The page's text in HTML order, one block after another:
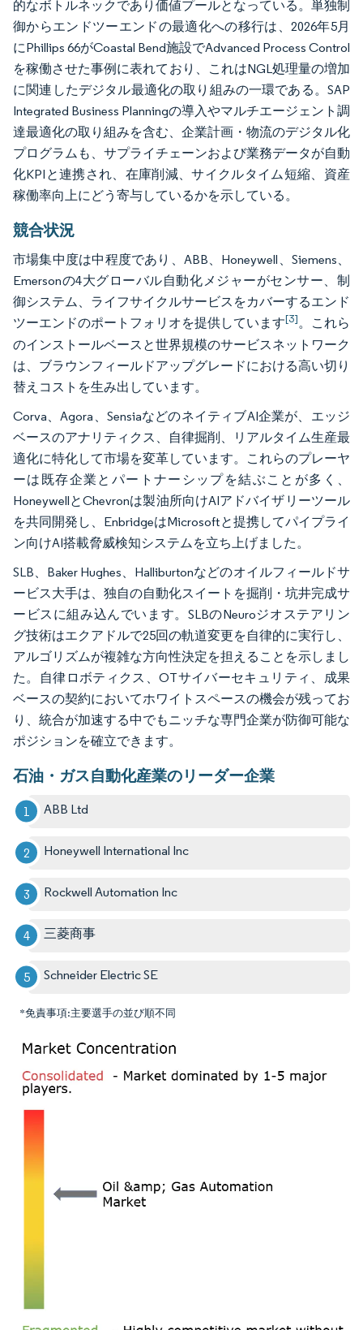
的なボトルネックであり価値プールとなっている。単独制
御からエンドツーエンドの最適化への移行は、2026年5月
にPhillips 66がCoastal Bend施設でAdvanced Process Control
を稼働させた事例に表れており、これはNGL処理量の増加
に関連したデジタル最適化の取り組みの一環である。SAP
Integrated Business Planningの導入やマルチエージェント調
達最適化の取り組みを含む、企業計画・物流のデジタル化
プログラムも、サプライチェーンおよび業務データが自動
化KPIと連携され、在庫削減、サイクルタイム短縮、資産
稼働率向上にどう寄与しているかを示している。
競合状況
市場集中度は中程度であり、ABB、Honeywell、Siemens、
Emersonの4大グローバル自動化メジャーがセンサー、制
御システム、ライフサイクルサービスをカバーするエンド
ツーエンドのポートフォリオを提供しています[3]。これら
のインストールベースと世界規模のサービスネットワーク
は、ブラウンフィールドアップグレードにおける高い切り
替えコストを生み出しています。
Corva、Agora、SensiaなどのネイティブAI企業が、エッジ
ベースのアナリティクス、自律掘削、リアルタイム生産最
適化に特化して市場を変革しています。これらのプレーヤ
ーは既存企業とパートナーシップを結ぶことが多く、
HoneywellとChevronは製油所向けAIアドバイザリーツール
を共同開発し、EnbridgeはMicrosoftと提携してパイプライ
ン向けAI搭載脅威検知システムを立ち上げました。
SLB、Baker Hughes、Halliburtonなどのオイルフィールドサ
ービス大手は、独自の自動化スイートを掘削・坑井完成サ
ービスに組み込んでいます。SLBのNeuroジオステアリン
グ技術はエクアドルで25回の軌道変更を自律的に実行し、
アルゴリズムが複雑な方向性決定を担えることを示しまし
た。自律ロボティクス、OTサイバーセキュリティ、成果
ベースの契約においてホワイトスペースの機会が残ってお
り、統合が加速する中でもニッチな専門企業が防御可能な
ポジションを確立できます。
石油・ガス自動化産業のリーダー企業
ABB Ltd
Honeywell International Inc
Rockwell Automation Inc
三菱商事
Schneider Electric SE
*免責事項:主要選手の並び順不同